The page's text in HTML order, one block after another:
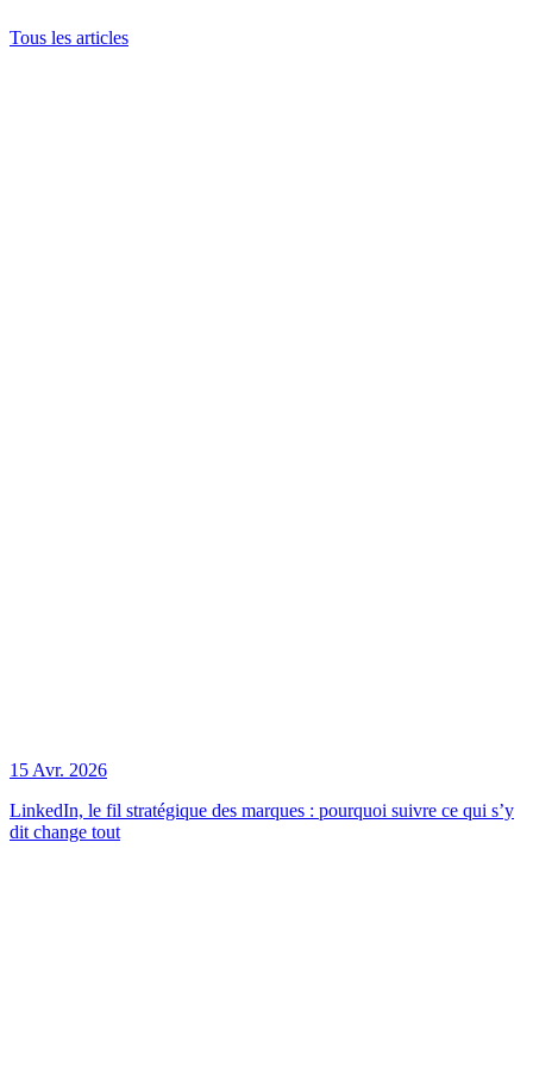
Tous les articles
15 Avr. 2026
LinkedIn, le fil stratégique des marques : pourquoi suivre ce qui s’y
dit change tout